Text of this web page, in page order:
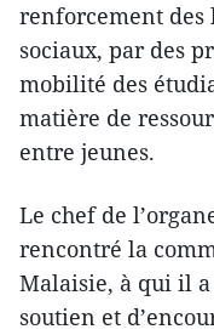
renforcement des
sociaux, par des
mobilité des
matière de
entre jeunes.
Le chef de
rencontré la
Malaisie, à qui il a
soutien et